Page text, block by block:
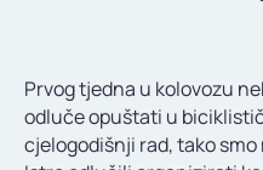
DOKUMENTI
LINKOVI
Prvog tjedna u kolovozu
odluče opuštati u
cjelogodišnji rad, tako